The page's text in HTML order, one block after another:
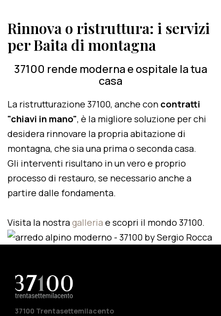
Rinnova o ristruttura: i servizi
per Baita di montagna
37100 rende moderna e ospitale la tua
casa
La ristrutturazione 37100, anche con contratti
"chiavi in mano", è la migliore soluzione per chi
desidera rinnovare la propria abitazione di
montagna, che sia una prima o seconda casa.
Gli interventi risultano in un vero e proprio
processo di restauro, se necessario anche a
partire dalle fondamenta.
Visita la nostragalleria e scopri il mondo 37100.
37100 Trentasettemilacento